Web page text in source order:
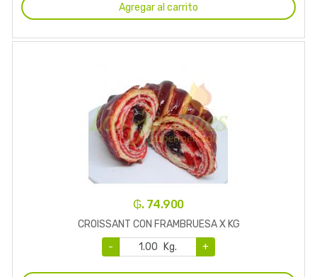
Agregar al carrito
₲. 74.900
CROISSANT CON FRAMBRUESA X KG
-
Kg. +